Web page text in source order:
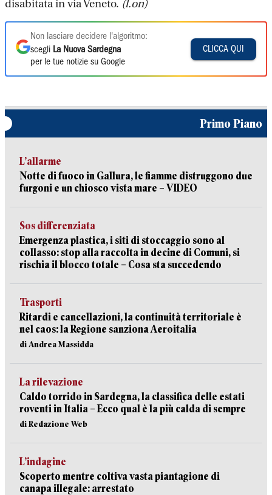
disabitata in via Veneto. (l.on)
Non lasciare decidere l'algoritmo:
scegli La Nuova Sardegna
per le tue notizie su Google
CLICCA QUI
Primo Piano
L’allarme
Notte di fuoco in Gallura, le fiamme distruggono due
furgoni e un chiosco vista mare – VIDEO
Sos differenziata
Emergenza plastica, i siti di stoccaggio sono al
collasso: stop alla raccolta in decine di Comuni, si
rischia il blocco totale – Cosa sta succedendo
Trasporti
Ritardi e cancellazioni, la continuità territoriale è
nel caos: la Regione sanziona Aeroitalia
di Andrea Massidda
La rilevazione
Caldo torrido in Sardegna, la classifica delle estati
roventi in Italia – Ecco qual è la più calda di sempre
di Redazione Web
L’indagine
Scoperto mentre coltiva vasta piantagione di
canapa illegale: arrestato